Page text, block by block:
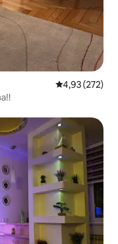
Середня
4,93 (272)